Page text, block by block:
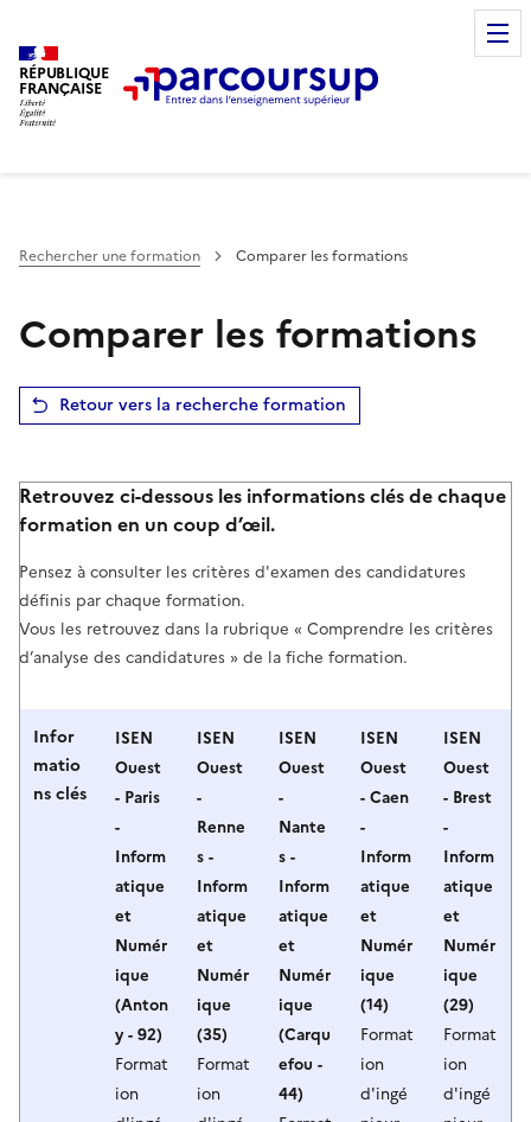
RÉPUBLIQUE
FRANÇAISE
Rechercher une formation Comparer les formations
Comparer les formations
Retour vers la recherche formation
Pensez à consulter les critères d'examen des candidatures
définis par chaque formation.
Vous les retrouvez dans la rubrique « Comprendre les critères
d’analyse des candidatures » de la fiche formation.
Retrouvez ci-dessous les informations clés de chaque
formation en un coup d’œil.
Infor
matio
ns clés
ISEN
Ouest
- Paris
-
Inform
atique
et
Numér
ique
(Anton
y - 92)
Format
ion
ISEN
Ouest
-
Renne
s -
Inform
atique
et
Numér
ique
(35)
Format
ion
ISEN
Ouest
-
Nante
s -
Inform
atique
et
Numér
ique
(Carqu
efou -
44)
ISEN
Ouest
- Caen
-
Inform
atique
et
Numér
ique
(14)
Format
ion
d'ingé
ISEN
Ouest
- Brest
-
Inform
atique
et
Numér
ique
(29)
Format
ion
d'ingé